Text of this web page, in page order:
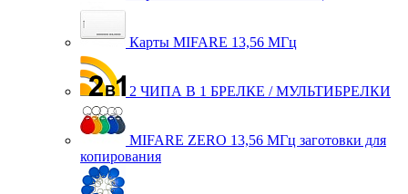
Карты MIFARE 13,56 МГц
2 ЧИПА В 1 БРЕЛКЕ / МУЛЬТИБРЕЛКИ
MIFARE ZERO 13,56 МГц заготовки для
копирования